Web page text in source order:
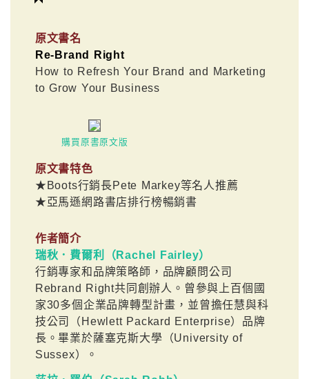
原文書名
Re-Brand Right
How to Refresh Your Brand and Marketing
to Grow Your Business
購買原書原文版
原文書特色
★Boots行銷長Pete Markey等名人推薦
★亞馬遜網路書店排行榜暢銷書
作者簡介
瑞秋．費爾利（Rachel Fairley）
行銷專家和品牌策略師，品牌顧問公司
Rebrand Right共同創辦人。曾參與上百個國
家30多個企業品牌轉型計畫，並曾擔任慧與科
技公司（Hewlett Packard Enterprise）品牌
長。畢業於薩塞克斯大學（University of
Sussex）。